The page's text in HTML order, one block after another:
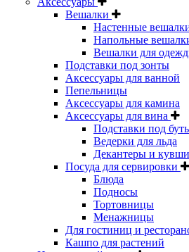
Вешалки
Настенные
Напольные
Вешалки для
Подставки под зонты
Аксессуары для ванной
Пепельницы
Аксессуары для камина
Аксессуары для вина
Подставки под
Ведерки для льда
Декантеры и
Посуда для сервировки
Блюда
Подносы
Тортовницы
Менажницы
Для гостиниц и
Кашпо для растений